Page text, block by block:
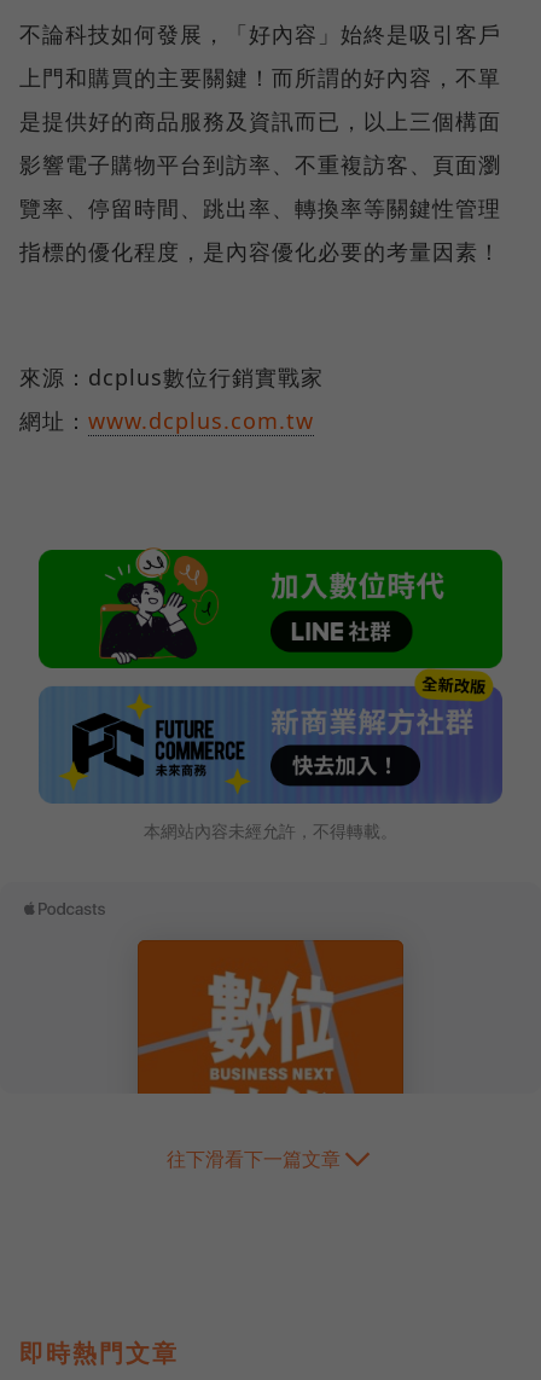
不論科技如何發展，「好內容」始終是吸引客戶
上門和購買的主要關鍵！而所謂的好內容，不單
是提供好的商品服務及資訊而已，以上三個構面
影響電子購物平台到訪率、不重複訪客、頁面瀏
覽率、停留時間、跳出率、轉換率等關鍵性管理
指標的優化程度，是內容優化必要的考量因素！
來源：dcplus數位行銷實戰家
網址： www.dcplus.com.tw
本網站內容未經允許，不得轉載。
往下滑看下一篇文章
即時熱門文章